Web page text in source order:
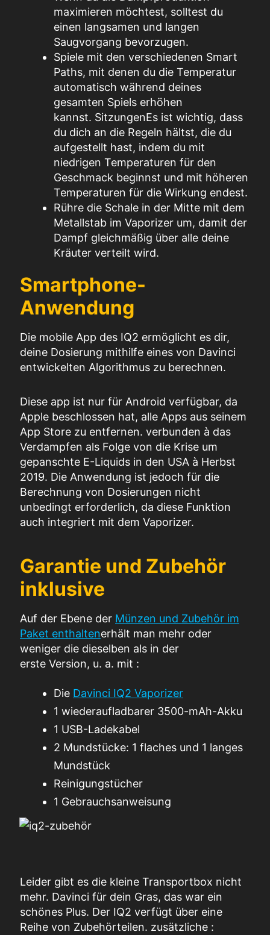
maximieren möchtest, solltest du
einen langsamen und langen
Saugvorgang bevorzugen.
Spiele mit den verschiedenen Smart
Paths, mit denen du die Temperatur
automatisch während deines
gesamten Spiels erhöhen
kannst. SitzungenEs ist wichtig, dass
du dich an die Regeln hältst, die du
aufgestellt hast, indem du mit
niedrigen Temperaturen für den
Geschmack beginnst und mit höheren
Temperaturen für die Wirkung endest.
Rühre die Schale in der Mitte mit dem
Metallstab im Vaporizer um, damit der
Dampf gleichmäßig über alle deine
Kräuter verteilt wird.
Smartphone-
Anwendung
Die mobile App des IQ2 ermöglicht es dir,
deine Dosierung mithilfe eines von Davinci
entwickelten Algorithmus zu berechnen.
Diese app ist nur für Android verfügbar, da
Apple beschlossen hat, alle Apps aus seinem
App Store zu entfernen. verbunden à das
Verdampfen als Folge von die Krise um
gepanschte E-Liquids in den USA à Herbst
2019. Die Anwendung ist jedoch für die
Berechnung von Dosierungen nicht
unbedingt erforderlich, da diese Funktion
auch integriert mit dem Vaporizer.
Garantie und Zubehör
inklusive
Auf der Ebene der Münzen und Zubehör im
Paket enthaltenerhält man mehr oder
weniger die dieselben als in der
erste Version, u. a. mit :
Die Davinci IQ2 Vaporizer
1 wiederaufladbarer 3500-mAh-Akku
1 USB-Ladekabel
2 Mundstücke: 1 flaches und 1 langes
Mundstück
Reinigungstücher
1 Gebrauchsanweisung
Leider gibt es die kleine Transportbox nicht
mehr. Davinci für dein Gras, das war ein
schönes Plus. Der IQ2 verfügt über eine
Reihe von Zubehörteilen. zusätzliche :